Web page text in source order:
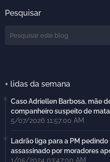
Pesquisar
+ lidas da semana
Caso Adriellen Barbosa, mãe
companheiro suspeito de
5/07/2026 11:57:00 AM
Ladrão liga para a PM
assassinado por moradores
1/05/2024 03:47:00 AM